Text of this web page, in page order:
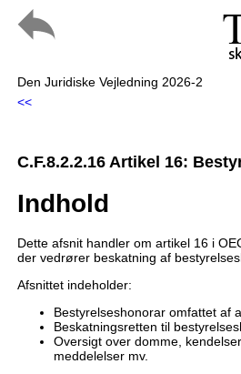
Den Juridiske Vejledning 2026-2
<<
C.F.8.2.2.16 Artikel 16:
Indhold
Dette afsnit handler om artikel 16 i
der vedrører beskatning af
Afsnittet indeholder:
Bestyrelseshonorar omfattet af
Beskatningsretten til
Oversigt over domme,
meddelelser mv.